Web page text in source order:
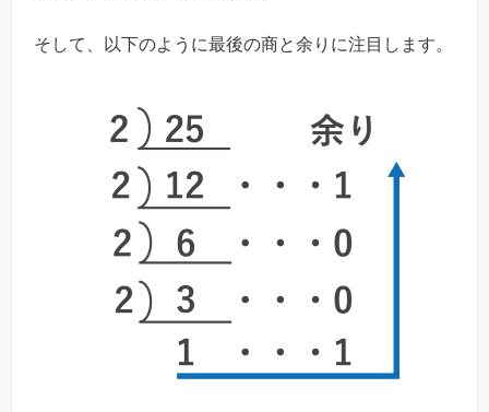
そして、以下のように最後の商と余りに注目します。